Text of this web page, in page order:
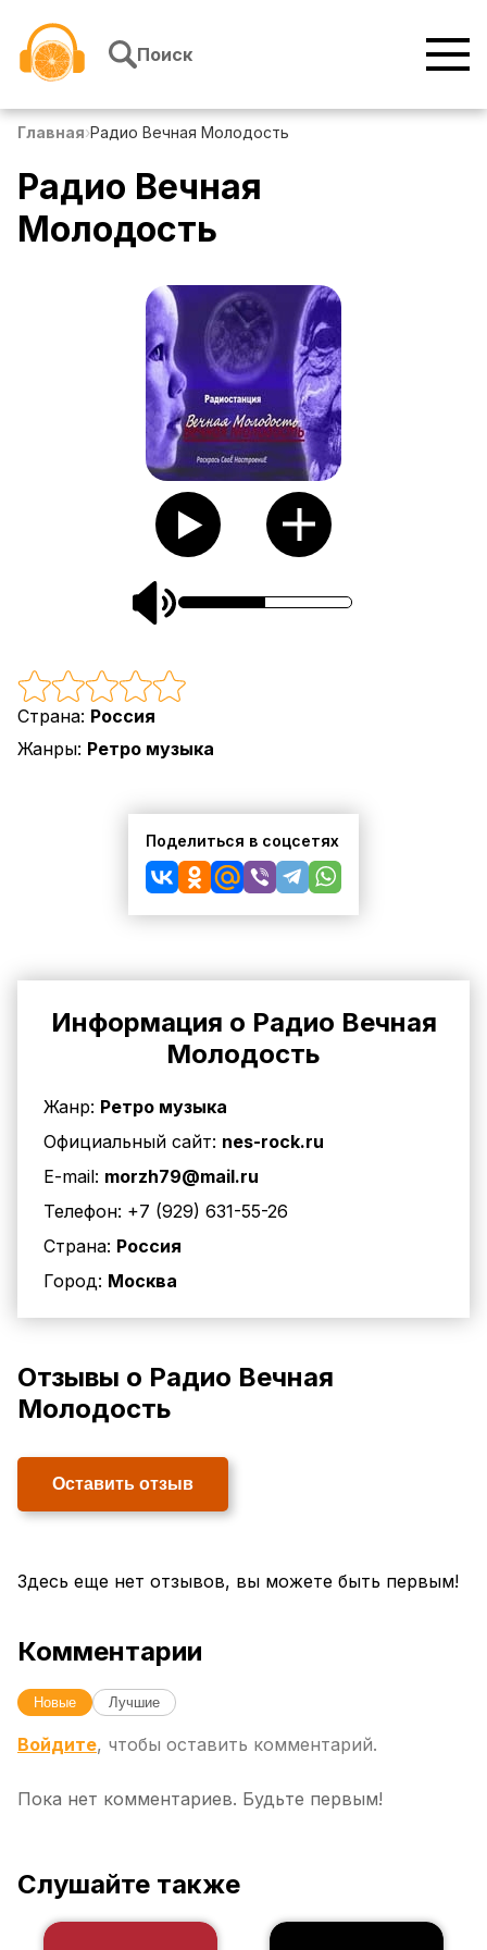
Поиск
Главная›Радио Вечная Молодость
Радио Вечная
Молодость
Страна: Россия
Жанры: Ретро музыка
Поделиться в соцсетях
Информация о Радио Вечная
Молодость
Жанр: Ретро музыка
Официальный сайт: nes-rock.ru
E-mail: morzh79@mail.ru
Телефон: +7 (929) 631-55-26
Страна: Россия
Город: Москва
Отзывы о Радио Вечная
Молодость
Оставить отзыв
Здесь еще нет отзывов, вы можете быть первым!
Комментарии
Новые Лучшие
Войдите, чтобы оставить комментарий.
Пока нет комментариев. Будьте первым!
Слушайте также